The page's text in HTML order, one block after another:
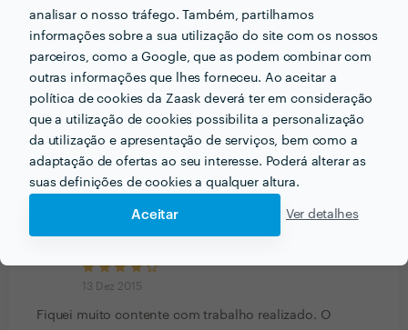
analisar o nosso tráfego. Também, partilhamos
informações sobre a sua utilização do site com os nossos
parceiros, como a Google, que as podem combinar com
outras informações que lhes forneceu. Ao aceitar a
política de cookies da Zaask deverá ter em consideração
que a utilização de cookies possibilita a personalização
da utilização e apresentação de serviços, bem como a
adaptação de ofertas ao seu interesse. Poderá alterar as
suas definições de cookies a qualquer altura.
Aceitar Ver detalhes
Trabalho realizado fora da plataforma
Boa tarde O João Pereira executou-me vários sites,
nomeadamente: http://dasculturas.com -
http://dasletras.com e http://viplano.com, tendo sido
inexcedível na competência demonstrada para a sua
realização. Cumprimentos Vítor Coelho da Silva, Engº
Civil - tel: 91 803 63 63 - viplano@hotmail.com
13 Dez 2015
Fiquei muito contente com trabalho realizado. O